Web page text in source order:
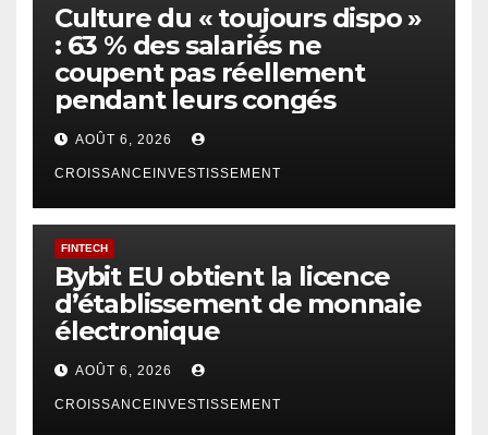
Culture du « toujours dispo »
: 63 % des salariés ne
coupent pas réellement
pendant leurs congés
AOÛT 6, 2026
CROISSANCEINVESTISSEMENT
FINTECH
Bybit EU obtient la licence
d’établissement de monnaie
électronique
AOÛT 6, 2026
CROISSANCEINVESTISSEMENT